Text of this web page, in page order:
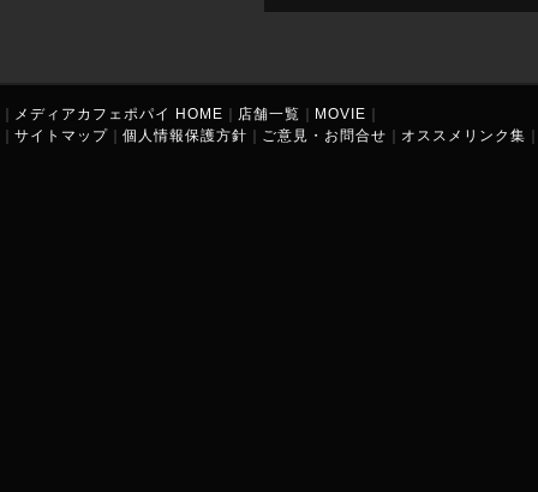
メディアカフェポパイ HOME 店舗一覧 MOVIE
サイトマップ 個人情報保護方針 ご意見・お問合せ オススメリンク集